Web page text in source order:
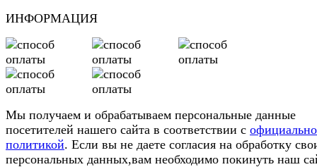
ИНФОРМАЦИЯ
Мы получаем и обрабатываем персональные данные
посетителей нашего сайта в соответствии с
политикой. Если вы не даете согласия на обработку
персональных данных,вам необходимо покинуть наш